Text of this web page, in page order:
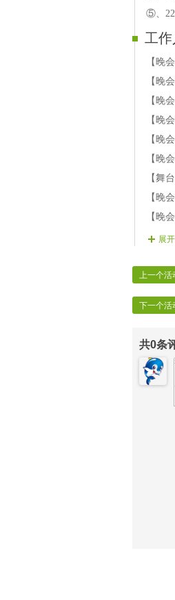
【17
【18
【19
【20
【21
【结
⑤、22
工作
【晚
【晚
【晚
【晚
【晚
【晚
【舞
【晚
【晚
【晚
【晚
【晚
【晚
展开
上一个活
下一个活
共0条